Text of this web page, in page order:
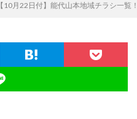
【10月22日付】能代山本地域チラシ一覧